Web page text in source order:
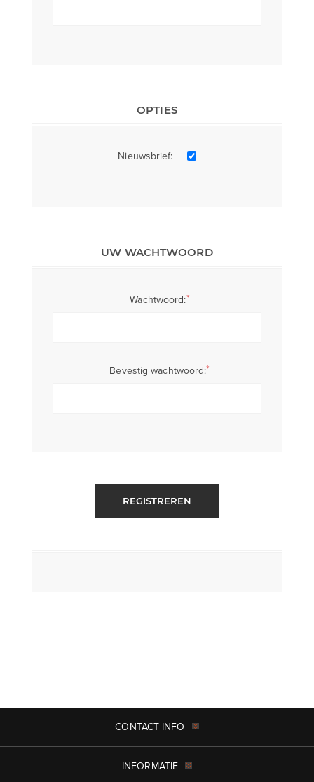
OPTIES
Nieuwsbrief:
UW WACHTWOORD
Wachtwoord:*
Bevestig wachtwoord:*
REGISTREREN
CONTACT INFO
INFORMATIE